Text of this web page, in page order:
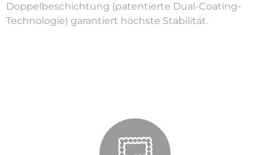
Doppelbeschichtung (patentierte Dual-Coating-
Technologie) garantiert höchste Stabilität.